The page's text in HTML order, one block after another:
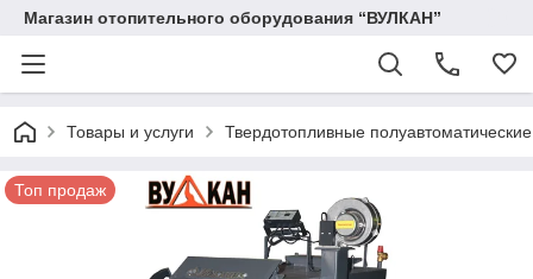
Магазин отопительного оборудования “ВУЛКАН”
Товары и услуги Твердотопливные
Топ продаж